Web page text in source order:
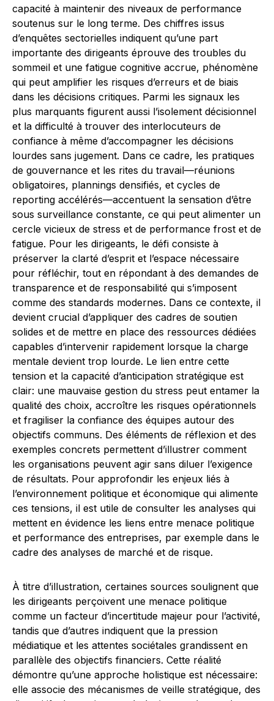
capacité à maintenir des niveaux de performance
soutenus sur le long terme. Des chiffres issus
d’enquêtes sectorielles indiquent qu’une part
importante des dirigeants éprouve des troubles du
sommeil et une fatigue cognitive accrue, phénomène
qui peut amplifier les risques d’erreurs et de biais
dans les décisions critiques. Parmi les signaux les
plus marquants figurent aussi l’isolement décisionnel
et la difficulté à trouver des interlocuteurs de
confiance à même d’accompagner les décisions
lourdes sans jugement. Dans ce cadre, les pratiques
de gouvernance et les rites du travail—réunions
obligatoires, plannings densifiés, et cycles de
reporting accélérés—accentuent la sensation d’être
sous surveillance constante, ce qui peut alimenter un
cercle vicieux de stress et de performance frost et de
fatigue. Pour les dirigeants, le défi consiste à
préserver la clarté d’esprit et l’espace nécessaire
pour réfléchir, tout en répondant à des demandes de
transparence et de responsabilité qui s’imposent
comme des standards modernes. Dans ce contexte, il
devient crucial d’appliquer des cadres de soutien
solides et de mettre en place des ressources dédiées
capables d’intervenir rapidement lorsque la charge
mentale devient trop lourde. Le lien entre cette
tension et la capacité d’anticipation stratégique est
clair: une mauvaise gestion du stress peut entamer la
qualité des choix, accroître les risques opérationnels
et fragiliser la confiance des équipes autour des
objectifs communs. Des éléments de réflexion et des
exemples concrets permettent d’illustrer comment
les organisations peuvent agir sans diluer l’exigence
de résultats. Pour approfondir les enjeux liés à
l’environnement politique et économique qui alimente
ces tensions, il est utile de consulter les analyses qui
mettent en évidence les liens entre menace politique
et performance des entreprises, par exemple dans le
cadre des analyses de marché et de risque.
À titre d’illustration, certaines sources soulignent que
les dirigeants perçoivent une menace politique
comme un facteur d’incertitude majeur pour l’activité,
tandis que d’autres indiquent que la pression
médiatique et les attentes sociétales grandissent en
parallèle des objectifs financiers. Cette réalité
démontre qu’une approche holistique est nécessaire:
elle associe des mécanismes de veille stratégique, des